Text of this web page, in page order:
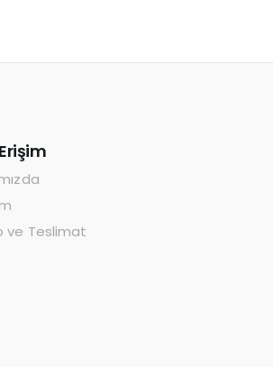
Erişim
ve Teslimat